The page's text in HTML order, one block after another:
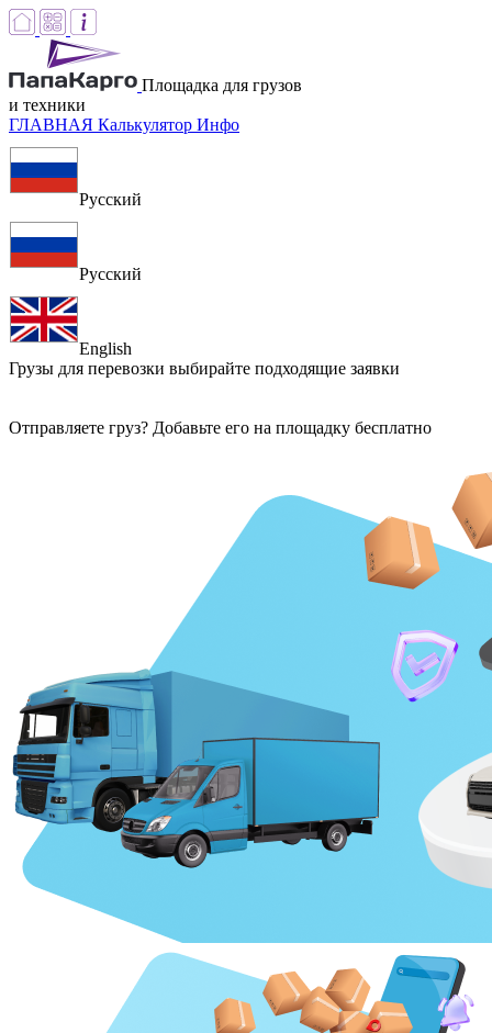
Площадка для грузов
и техники
ГЛАВНАЯ Калькулятор Инфо
Русский
Русский
English
Грузы для перевозки выбирайте подходящие заявки
Отправляете груз? Добавьте его на площадку бесплатно